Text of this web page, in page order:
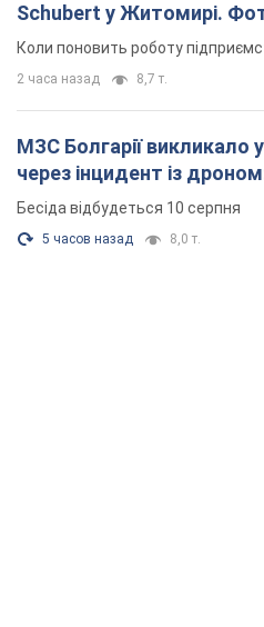
Schubert у Житомирі.
Коли поновить роботу
2 часа назад 8,7 т.
МЗС Болгарії викликало
через інцидент із
Бесіда відбудеться 10 серпня
5 часов назад 8,0 т.